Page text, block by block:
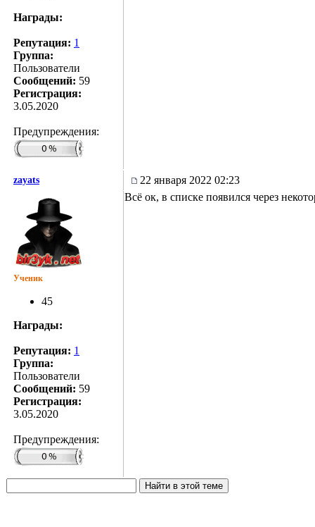
Награды:
Репутация: 1
Группа:
Пользователи
Сообщений: 59
Регистрация:
3.05.2020
Предупреждения:
zayats 22 января 2022 02:23
Ученик
45
Награды:
Репутация: 1
Группа:
Пользователи
Сообщений: 59
Регистрация:
3.05.2020
Предупреждения:
Всё ок, в списке появился через